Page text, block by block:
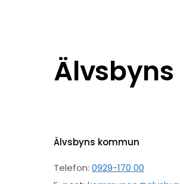
Älvsbyns kommun
Telefon:0929-170 00